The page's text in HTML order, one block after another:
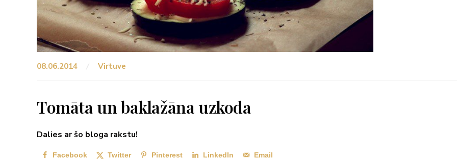
08.06.2014 Virtuve
Tomāta un baklažāna uzkoda
Dalies ar šo bloga rakstu!
Facebook Twitter Pinterest LinkedIn Email